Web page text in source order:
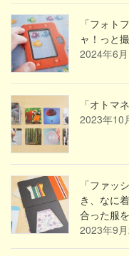
「フォト
ャ！っと
2024年6
「オトマ
2023年10
「ファッ
き、なに
合った服
2023年9